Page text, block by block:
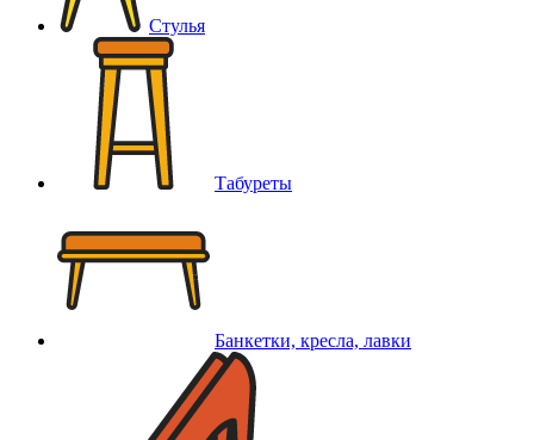
Стулья
Табуреты
Банкетки, кресла, лавки